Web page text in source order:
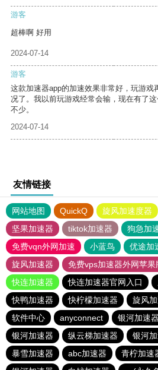
游客
超棒啊 好用
2024-07-14
游客
这款加速器app的加速效果非常好，玩游戏
况了。我以前玩游戏经常会输，现在有了
不少。
2024-07-14
友情链接
网站地图 QuickQ 旋风加速度器
坚果加速器
tiktok加速器
狗急加
免费vqn外网加速
小蓝鸟 优途加
旋风加速器
免费vps加速器外网苹果
快连加速器
快连加速器官网入口
快鸭加速器
快柠檬加速器 旋风
软件中心
anyconnect 银河加速器
银河加速器
纵云梯加速器 银河
暴雪加速器
abc加速器 青柠加速